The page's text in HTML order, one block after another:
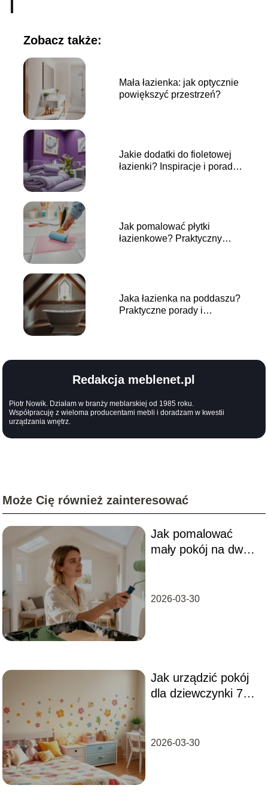
Zobacz także:
Mała łazienka: jak optycznie
powiększyć przestrzeń?
Jakie dodatki do fioletowej
łazienki? Inspiracje i porady
Jak pomalować płytki
łazienkowe? Praktyczny
Jaka łazienka na poddaszu?
Praktyczne porady i
Redakcja meblenet.pl
Piotr Nowik. Działam w branży meblarskiej od 1985 roku.
Współpracuję z wieloma producentami mebli i doradzam w kwestii
urządzania wnętrz.
Może Cię również zainteresować
Jak pomalować
mały pokój na dwa
2026-03-30
Jak urządzić pokój
dla dziewczynki 7
2026-03-30